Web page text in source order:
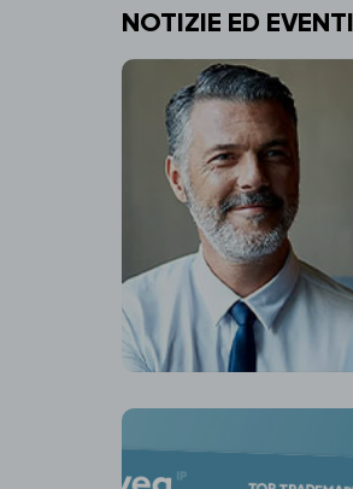
NOTIZIE ED EVENTI